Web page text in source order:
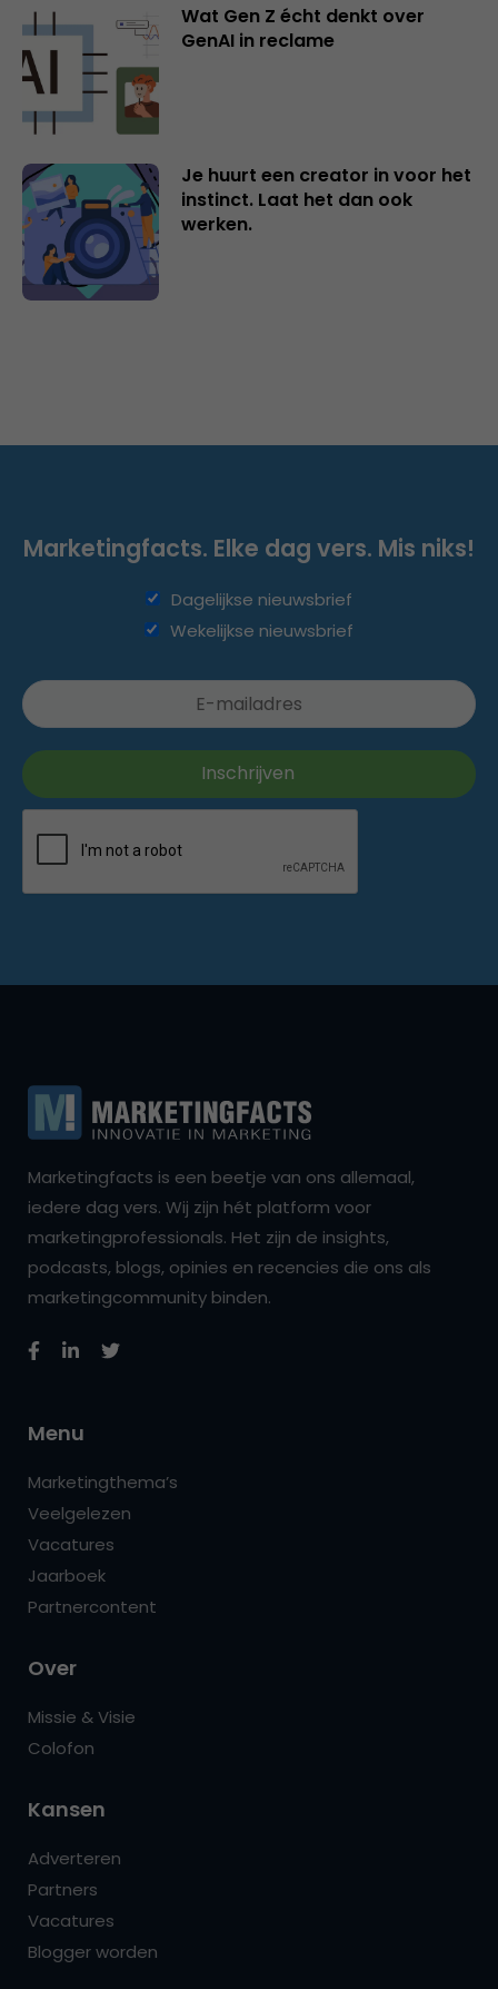
Wat Gen Z écht denkt over
GenAI in reclame
Je huurt een creator in voor het
instinct. Laat het dan ook
werken.
Marketingfacts. Elke dag vers. Mis niks!
Dagelijkse nieuwsbrief
Wekelijkse nieuwsbrief
Marketingfacts is een beetje van ons allemaal,
iedere dag vers. Wij zijn hét platform voor
marketingprofessionals. Het zijn de insights,
podcasts, blogs, opinies en recencies die ons als
marketingcommunity binden.
Menu
Marketingthema’s
Veelgelezen
Vacatures
Jaarboek
Partnercontent
Over
Missie & Visie
Colofon
Kansen
Adverteren
Partners
Vacatures
Blogger worden